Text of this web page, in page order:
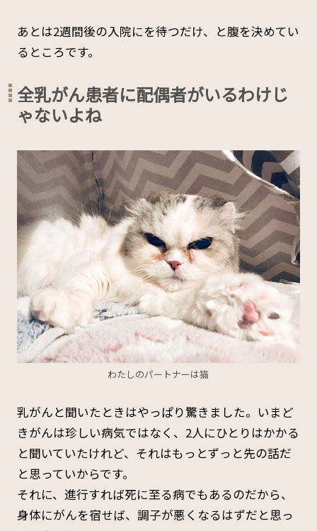
あとは2週間後の入院にを待つだけ、と腹を決めてい
るところです。
全乳がん患者に配偶者がいるわけじ
ゃないよね
わたしのパートナーは猫
乳がんと聞いたときはやっぱり驚きました。いまど
きがんは珍しい病気ではなく、2人にひとりはかかる
と聞いていたけれど、それはもっとずっと先の話だ
と思っていからです。
それに、進行すれば死に至る病でもあるのだから、
身体にがんを宿せば、調子が悪くなるはずだと思っ